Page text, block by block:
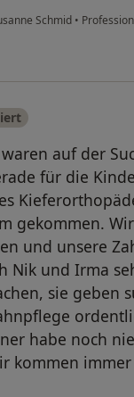
Schmid •
auf der
für die
gekommen.
und unsere
Nik und Irma
sie geben
habe noch
kommen